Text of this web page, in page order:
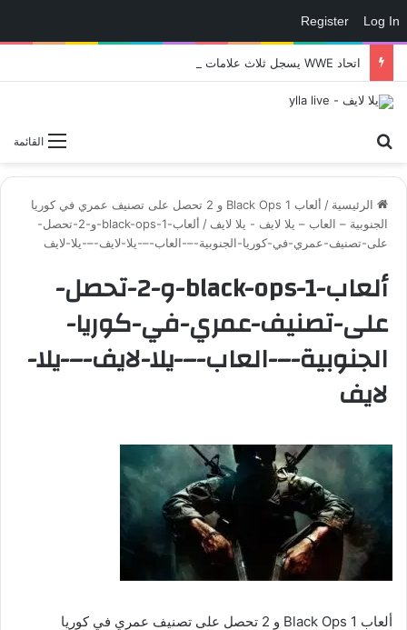
Log In
Register
القائمة
الرئيسية /
ألعاب Black Ops 1 و 2 تحصل على تصنيف عمري في كوريا
الجنوبية – العاب – يلا لايف - يلا لايف /
ألعاب-black-ops-1-و-2-تحصل-
على-تصنيف-عمري-في-كوريا-الجنوبية-–-العاب-–-يلا-لايف-–-يلا-لايف
ألعاب-black-ops-1-و-2-تحصل-
على-تصنيف-عمري-في-كوريا-
الجنوبية-–-العاب-–-يلا-لايف-–-يلا-
لايف
ألعاب Black Ops 1 و 2 تحصل على تصنيف عمري في كوريا